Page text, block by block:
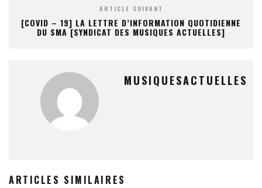
ARTICLE SUIVANT
[COVID – 19] LA LETTRE D’INFORMATION QUOTIDIENNE
DU SMA [SYNDICAT DES MUSIQUES ACTUELLES]
MUSIQUESACTUELLES
ARTICLES SIMILAIRES